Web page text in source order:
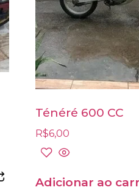
Ténéré 600 CC
R$6,00
Adicionar ao